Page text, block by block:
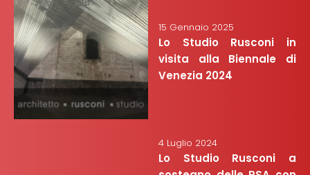
15 Gennaio 2025
Lo Studio Rusconi in
visita alla Biennale di
Venezia 2024
4 Luglio 2024
Lo Studio Rusconi a